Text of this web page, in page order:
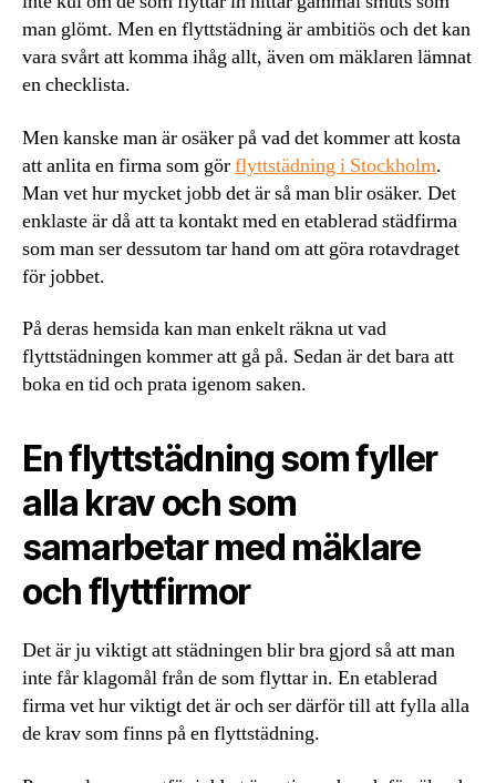
man glömt. Men en flyttstädning är ambitiös och det kan
vara svårt att komma ihåg allt, även om mäklaren lämnat
en checklista.
Men kanske man är osäker på vad det kommer att kosta
att anlita en firma som görflyttstädning i Stockholm.
Man vet hur mycket jobb det är så man blir osäker. Det
enklaste är då att ta kontakt med en etablerad städfirma
som man ser dessutom tar hand om att göra rotavdraget
för jobbet.
På deras hemsida kan man enkelt räkna ut vad
flyttstädningen kommer att gå på. Sedan är det bara att
boka en tid och prata igenom saken.
En flyttstädning som fyller
alla krav och som
samarbetar med mäklare
och flyttfirmor
Det är ju viktigt att städningen blir bra gjord så att man
inte får klagomål från de som flyttar in. En etablerad
firma vet hur viktigt det är och ser därför till att fylla alla
de krav som finns på en flyttstädning.